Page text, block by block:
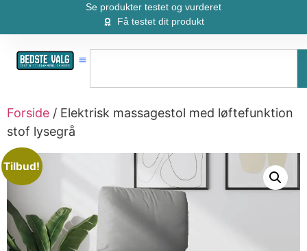
Se produkter testet og vurderet
Få testet dit produkt
Forside / Elektrisk massagestol med løftefunktion
stof lysegrå
Tilbud!